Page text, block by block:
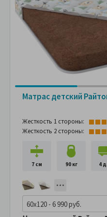
Матрас детский
Жесткость 1 стороны:
Жесткость 2 стороны:
7 см 90 кг 4
60x120 - 6 990 руб.